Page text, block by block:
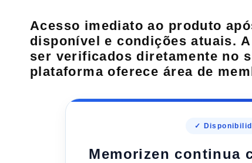
Acesso imediato ao produto
disponível e condições atuais. A
ser verificados diretamente no
plataforma oferece área de
✓
Memorizen continua